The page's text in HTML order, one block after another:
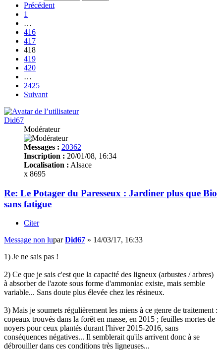
Précédent
1
…
416
417
418
419
420
…
2425
Suivant
Did67
Modérateur
Messages : 20362
Inscription : 20/01/08, 16:34
Localisation : Alsace
x 8695
Re: Le Potager du Paresseux : Jardiner plus que Bio
sans fatigue
Citer
Message non luparDid67 » 14/03/17, 16:33
1) Je ne sais pas !
2) Ce que je sais c'est que la capacité des ligneux (arbustes / arbres)
à absorber de l'azote sous forme d'ammoniac existe, mais semble
variable... Sans doute plus élevée chez les résineux.
3) Mais je soumets régulièrement les miens à ce genre de traitement :
copeaux trouvés dans la forêt en masse, en 2015 ; feuilles mortes de
noyers pour ceux plantés durant l'hiver 2015-2016, sans
conséquences négatives... Il semblerait qu'ils arrivent donc à se
débrouiller dans ces conditions très ligneuses...